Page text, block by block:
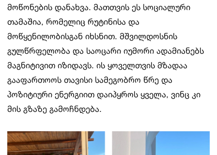
მოწონების დანახვა. მათთვის ეს სოციალური
თამაშია, რომელიც რუტინისა და
მოწყენილობისგან იხსნით. მშვილდოსნის
გულწრფელობა და საოცარი იუმორი ადამიანებს
მაგნიტივით იზიდავს. ის ყოველთვის მზადაა
გააფართოოს თავისი სამეგობრო წრე და
პოზიტიური ენერგიით დაიპყროს ყველა, ვინც კი
მის გზაზე გამოჩნდება.